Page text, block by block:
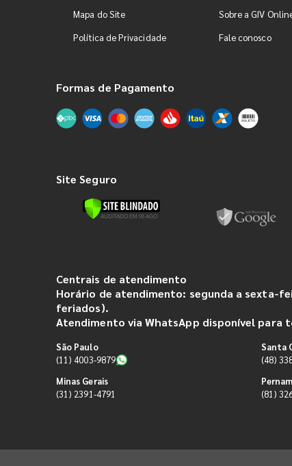
Mapa do Site Sobre a GIV
Política de Privacidade
Fale conosco
Formas de Pagamento
Site Seguro
Centrais de atendimento
Horário de atendimento: segunda a sexta-
feriados).
Atendimento via WhatsApp disponível para
São Paulo
(11) 4003-9879
Minas Gerais
(31) 2391-4791
Santa
(48)
(81)